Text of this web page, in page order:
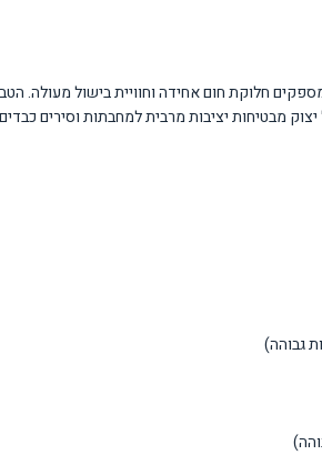
יצוק מבטיחות יציבות מרבית למחבתות וסירים